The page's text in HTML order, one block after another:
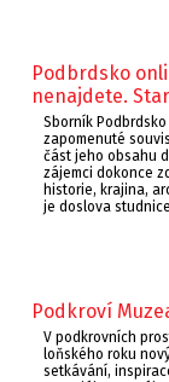
Podbrdsko
nenajdete.
Sborník
zapomenuté
část jeho obsahu
zájemci dokonce
historie, krajina,
je doslova
Podkroví
V podkrovních
loňského roku
setkávání,